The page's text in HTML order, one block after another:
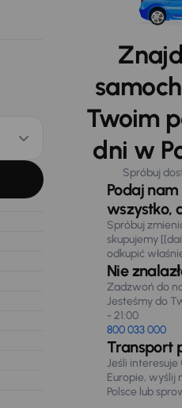
Twoim
dni w
Spróbuj
Podaj
wszystko,
Spróbuj
skupujemy
odkupić
Nie
Zadzwoń do
Jesteśmy do
- 21:00
800 033 000
Transport
Jeśli
Europie, wyślij
Polsce lub